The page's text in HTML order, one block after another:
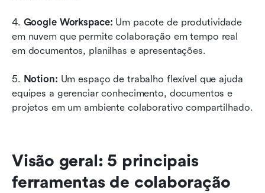
4. Google Workspace: Um pacote de produtividade
em nuvem que permite colaboração em tempo real
em documentos, planilhas e apresentações.
5. Notion: Um espaço de trabalho flexível que ajuda
equipes a gerenciar conhecimento, documentos e
projetos em um ambiente colaborativo compartilhado.
Visão geral: 5 principais
ferramentas de colaboração